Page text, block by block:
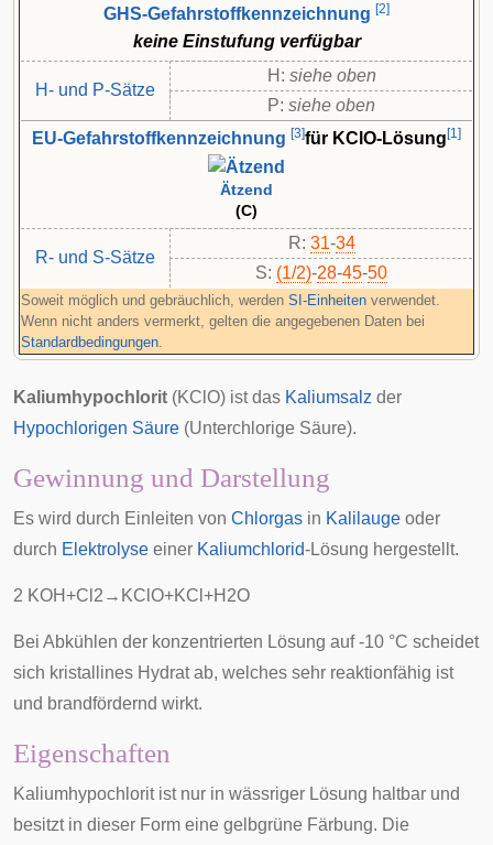
GHS-Gefahrstoffkennzeichnung [2]
keine Einstufung verfügbar
H- und P-Sätze
H: siehe oben
P: siehe oben
EU-Gefahrstoffkennzeichnung [3]für KClO-Lösung [1]
Ätzend
(C)
R- und S-Sätze
R: 31-34
S: (1/2)-28-45-50
Soweit möglich und gebräuchlich, werden SI-Einheiten verwendet.
Wenn nicht anders vermerkt, gelten die angegebenen Daten bei
Standardbedingungen.
Kaliumhypochlorit (KClO) ist das Kaliumsalz der
Hypochlorigen Säure (Unterchlorige Säure).
Gewinnung und Darstellung
Es wird durch Einleiten von Chlorgas in Kalilauge oder
durch Elektrolyse einer Kaliumchlorid-Lösung hergestellt.
2 KOH+C 2 → KC O+KC +H 2O
Bei Abkühlen der konzentrierten Lösung auf -10 °C scheidet
sich kristallines Hydrat ab, welches sehr reaktionfähig ist
und brandfördernd wirkt.
Eigenschaften
Kaliumhypochlorit ist nur in wässriger Lösung haltbar und
besitzt in dieser Form eine gelbgrüne Färbung. Die